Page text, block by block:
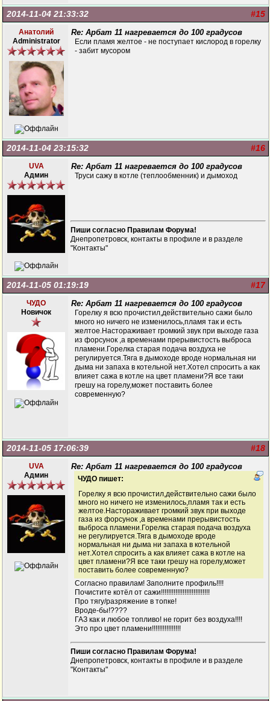
#15
2014-11-04 21:33:32
Анатолий
Administrator
Re: Арбат 11 нагревается до 100 градусов
Если пламя желтое - не поступает кислород в горелку
- забит мусором
#16
2014-11-04 23:15:32
UVA
Админ
Re: Арбат 11 нагревается до 100 градусов
Труси сажу в котле (теплообменник) и дымоход
Пиши согласно Правилам Форума!
Днепропетровск, контакты в профиле и в разделе
"Контакты"
#17
2014-11-05 01:19:19
ЧУДО
Новичок
Re: Арбат 11 нагревается до 100 градусов
Горелку я всю прочистил,действительно сажи было
много но ничего не изменилось,пламя так и есть
желтое.Настораживает громкий звук при выходе газа
из форсунок ,а временами прерывистость выброса
пламени.Горелка старая подача воздуха не
регулируется.Тяга в дымоходе вроде нормальная ни
дыма ни запаха в котельной нет.Хотел спросить а как
влияет сажа в котле на цвет пламени?Я все таки
грешу на горелу,может поставить более
современную?
#18
2014-11-05 17:06:39
UVA
Админ
Re: Арбат 11 нагревается до 100 градусов
ЧУДО пишет:
Горелку я всю прочистил,действительно сажи было
много но ничего не изменилось,пламя так и есть
желтое.Настораживает громкий звук при выходе
газа из форсунок ,а временами прерывистость
выброса пламени.Горелка старая подача воздуха
не регулируется.Тяга в дымоходе вроде
нормальная ни дыма ни запаха в котельной
нет.Хотел спросить а как влияет сажа в котле на
цвет пламени?Я все таки грешу на горелу,может
поставить более современную?
Согласно правилам! Заполните профиль!!!!
Почистите котёл от сажи!!!!!!!!!!!!!!!!!!!!!!!!!!!
Про тягу/разряжение в топке!
Вроде-бы!????
ГАЗ как и любое топливо! не горит без воздуха!!!!
Это про цвет пламени!!!!!!!!!!!!!!!!
Пиши согласно Правилам Форума!
Днепропетровск, контакты в профиле и в разделе
"Контакты"